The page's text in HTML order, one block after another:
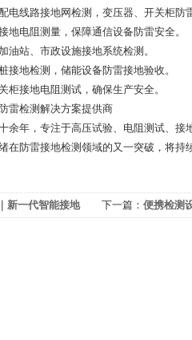
电线路接地网检测，变压器、开关柜防
地电阻测量，保障通信设备防雷安全。
油站、市政设施接地系统检测。
接地检测，储能设备防雷接地验收。
柜接地电阻测试，确保生产安全。
雷检测解决方案提供商
余年，专注于高压试验、电阻测试、
在防雷接地检测领域的又一突破，将持
新一代智能接地
下一篇： 便携检测